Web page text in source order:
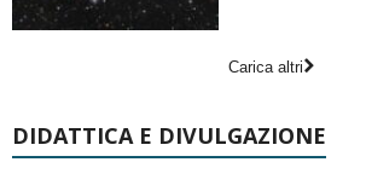
Carica altri
DIDATTICA E DIVULGAZIONE